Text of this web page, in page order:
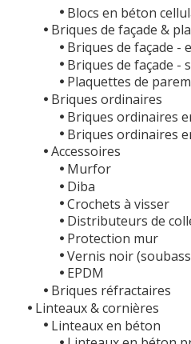
Blocs en béton
Briques de façade &
Briques de façade -
Briques de façade -
Plaquettes de
Briques ordinaires
Briques ordinaires
Briques ordinaires
Accessoires
Murfor
Diba
Crochets à visser
Distributeurs de
Protection mur
Vernis noir
EPDM
Briques réfractaires
Linteaux & cornières
Linteaux en béton